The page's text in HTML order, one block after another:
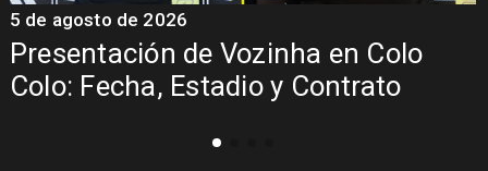
La Roja enfrentará a los anfitriones
del Mundial 2026
5 de agosto de 2026